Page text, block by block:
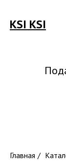
KSI KSI
Главная /